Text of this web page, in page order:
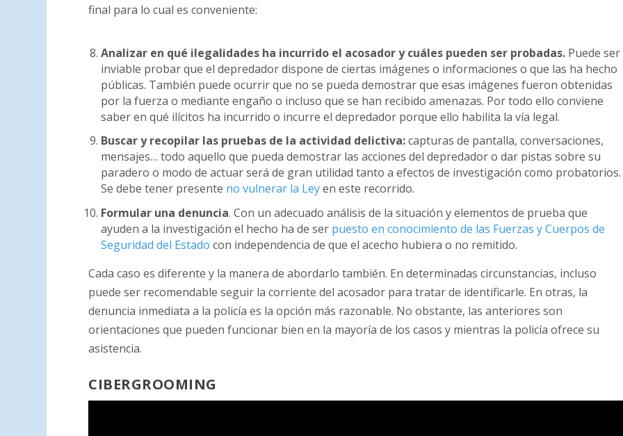
final para lo cual es conveniente:
Analizar en qué ilegalidades ha incurrido el acosador y cuáles pueden ser probadas. Puede ser
inviable probar que el depredador dispone de ciertas imágenes o informaciones o que las ha hecho
públicas. También puede ocurrir que no se pueda demostrar que esas imágenes fueron obtenidas
por la fuerza o mediante engaño o incluso que se han recibido amenazas. Por todo ello conviene
saber en qué ilícitos ha incurrido o incurre el depredador porque ello habilita la vía legal.
Buscar y recopilar las pruebas de la actividad delictiva:capturas de pantalla, conversaciones,
mensajes… todo aquello que pueda demostrar las acciones del depredador o dar pistas sobre su
paradero o modo de actuar será de gran utilidad tanto a efectos de investigación como probatorios.
Se debe tener presente no vulnerar la Leyen este recorrido.
Formular una denuncia. Con un adecuado análisis de la situación y elementos de prueba que
ayuden a la investigación el hecho ha de ser puesto en conocimiento de las Fuerzas y Cuerpos de
Seguridad del Estado con independencia de que el acecho hubiera o no remitido.
Cada caso es diferente y la manera de abordarlo también. En determinadas circunstancias, incluso
puede ser recomendable seguir la corriente del acosador para tratar de identificarle. En otras, la
denuncia inmediata a la policía es la opción más razonable. No obstante, las anteriores son
orientaciones que pueden funcionar bien en la mayoría de los casos y mientras la policía ofrece su
asistencia.
CIBERGROOMING